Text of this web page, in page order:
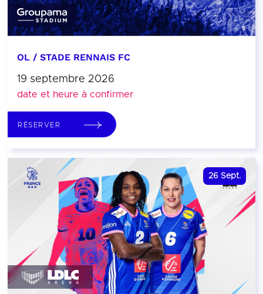
OL / STADE RENNAIS FC
19 septembre 2026
date et heure à confirmer
RÉSERVER
26 Sept.